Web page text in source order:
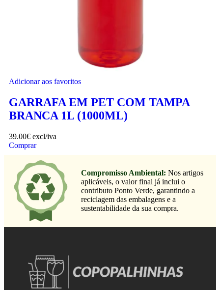
Adicionar aos favoritos
GARRAFA EM PET COM TAMPA
BRANCA 1L (1000ML)
39.00€ excl/iva
Comprar
Compromisso Ambiental: Nos artigos
aplicáveis, o valor final já inclui o
contributo Ponto Verde, garantindo a
reciclagem das embalagens e a
sustentabilidade da sua compra.